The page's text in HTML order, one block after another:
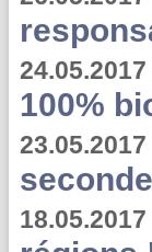
24.05.2017
100%
23.05.2017
18.05.2017